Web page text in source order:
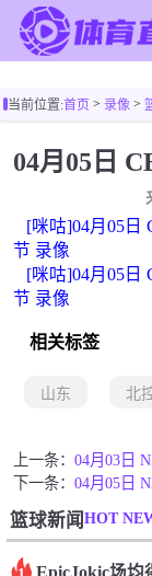
足球直播
足球录像
足球新闻
篮球新闻
当前位置:首页> 录像 >
[咪咕]04月05日
节 录像
[咪咕]04月05日
节 录像
相关标签
山东 北
上一条： 04月03日
下一条： 04月05日
篮球新闻HOT